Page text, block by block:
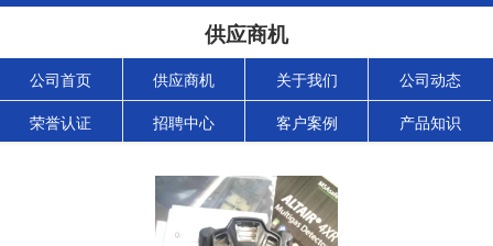
供应商机
公司首页 供应商机 关于我们 公司动态
荣誉认证 招聘中心 客户案例 产品知识